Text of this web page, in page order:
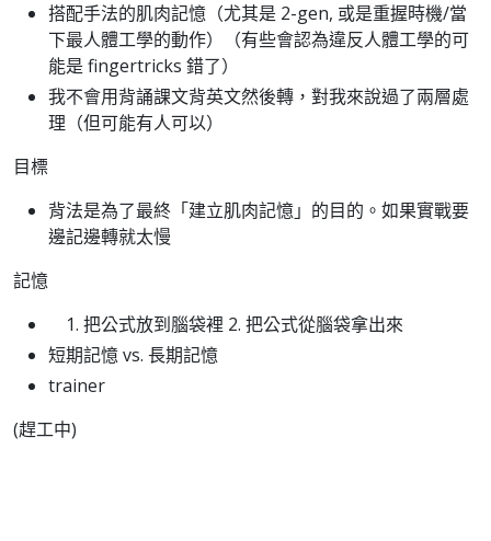
搭配手法的肌肉記憶（尤其是 2-gen, 或是重握時機/當
下最人體工學的動作）（有些會認為違反人體工學的可
能是 fingertricks 錯了）
我不會用背誦課文背英文然後轉，對我來說過了兩層處
理（但可能有人可以）
目標
背法是為了最終「建立肌肉記憶」的目的。如果實戰要
邊記邊轉就太慢
記憶
把公式放到腦袋裡 2. 把公式從腦袋拿出來
短期記憶 vs. 長期記憶
trainer
(趕工中)